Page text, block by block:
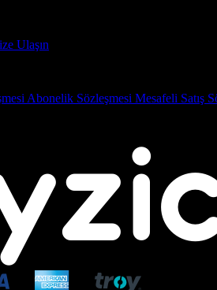
Ulaşın
Abonelik Sözleşmesi Mesafeli Satış